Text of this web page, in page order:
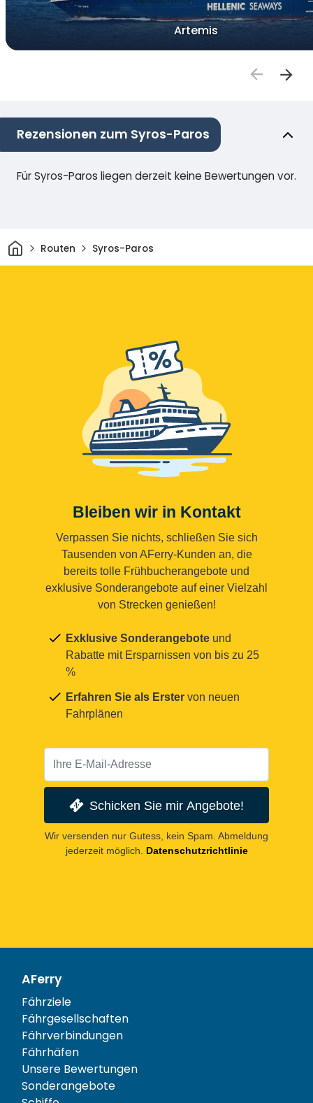
Artemis
Rezensionen zum Syros-Paros
Für Syros-Paros liegen derzeit keine Bewertungen vor.
HeimRouten Syros-Paros
Bleiben wir in Kontakt
Verpassen Sie nichts, schließen Sie sich
Tausenden von AFerry-Kunden an, die
bereits tolle Frühbucherangebote und
exklusive Sonderangebote auf einer Vielzahl
von Strecken genießen!
Exklusive Sonderangebote und
Rabatte mit Ersparnissen von bis zu 25
%
Erfahren Sie als Erster von neuen
Fahrplänen
Schicken Sie mir Angebote!
Wir versenden nur Gutess, kein Spam. Abmeldung
jederzeit möglich.
Datenschutzrichtlinie
AFerry
Fährziele
Fährgesellschaften
Fährverbindungen
Fährhäfen
Unsere Bewertungen
Sonderangebote